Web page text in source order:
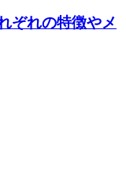
ぞれの特徴やメ